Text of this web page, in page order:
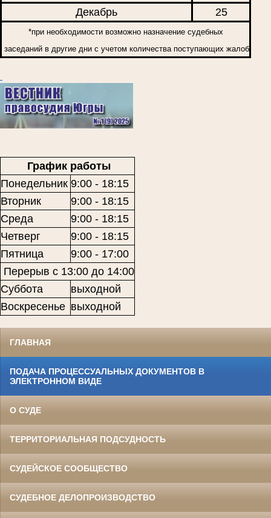
Декабрь 25
*при необходимости возможно назначение судебных
заседаний в другие дни с учетом количества поступающих жалоб
График работы
Понедельник 9:00 - 18:15
Вторник
9:00 - 18:15
Среда
9:00 - 18:15
Четверг
9:00 - 18:15
Пятница
9:00 - 17:00
Перерыв с 13:00 до 14:00
Суббота
выходной
Воскресенье выходной
ГЛАВНАЯ
ПОДАЧА ПРОЦЕССУАЛЬНЫХ ДОКУМЕНТОВ В
ЭЛЕКТРОННОМ ВИДЕ
О СУДЕ
ТЕРРИТОРИАЛЬНАЯ ПОДСУДНОСТЬ
СУДЕЙСКОЕ СООБЩЕСТВО
СУДЕБНОЕ ДЕЛОПРОИЗВОДСТВО